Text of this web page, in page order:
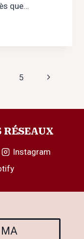
que…
5
Page
RÉSEAUX
Instagram